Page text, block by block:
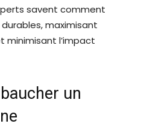
savent comment
maximisant
minimisant l’impact
un